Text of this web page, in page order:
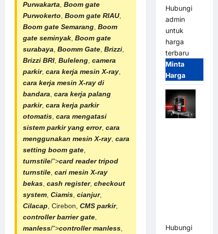
Purwakarta, Boom gate
Purwokerto, Boom gate RIAU,
Boom gate Semarang, Boom
gate seminyak, Boom gate
surabaya, Boomm Gate, Brizzi,
Brizzi BRI, Buleleng, camera
parkir, cara kerja mesin X-ray,
cara kerja mesin X-ray di
bandara, cara kerja palang
parkir, cara kerja parkir
otomatis, cara mengatasi
sistem parkir yang error, cara
menggunakan mesin X-ray, cara
setting boom gate,
turnstile/">card readertripod
turnstile, cari mesin X-ray
bekas, cash register, checkout
system, Ciamis, cianjur,
Cilacap, Cirebon, CMS parkir,
controller barrier gate,
manless/">controller manless,
Hubungi
admin
untuk
harga
terbaru
Minta
Harga
Hubungi